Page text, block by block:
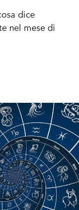
dice
nel mese di